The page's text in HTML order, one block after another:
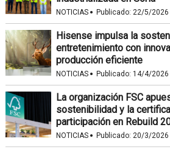
NOTICIAS · Publicado: 22/5/2026
Hisense impulsa la
entretenimiento con
producción eficiente
NOTICIAS · Publicado: 14/4/2026
La organización FSC
sostenibilidad y la
participación en Rebuild
NOTICIAS · Publicado: 20/3/2026